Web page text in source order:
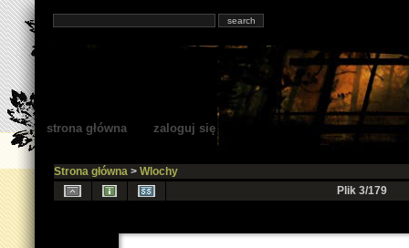
strona główna zaloguj się
Strona główna> Wlochy
Plik 3/179